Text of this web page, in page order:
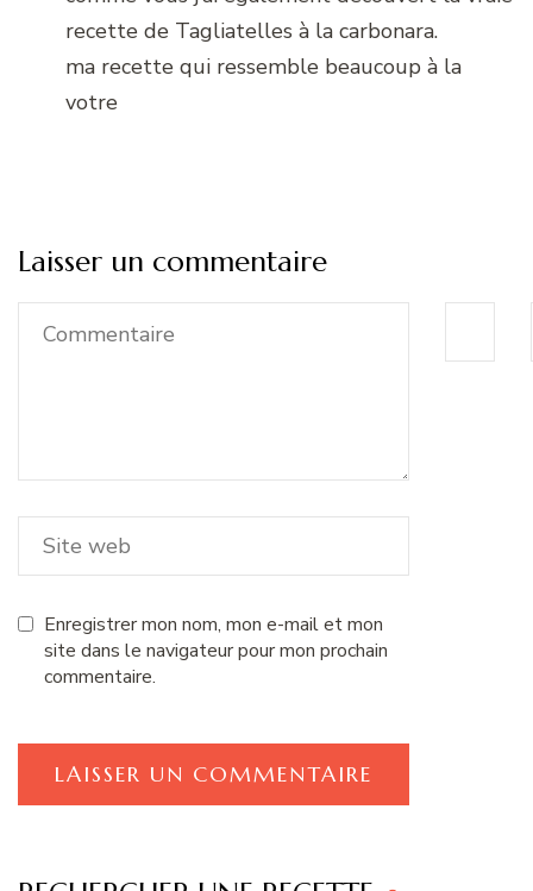
recette de Tagliatelles à la carbonara.
ma recette qui ressemble beaucoup à la
votre
Laisser un commentaire
Enregistrer mon nom, mon e-mail et mon
site dans le navigateur pour mon prochain
commentaire.